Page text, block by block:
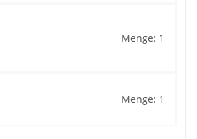
Menge: 1
Menge: 1